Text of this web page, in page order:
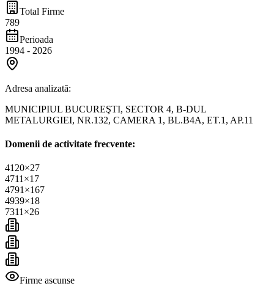
Total Firme
789
Perioada
1994 - 2026
Adresa analizată:
MUNICIPIUL BUCUREŞTI, SECTOR 4, B-DUL
METALURGIEI, NR.132, CAMERA 1, BL.B4A, ET.1, AP.11
Domenii de activitate frecvente:
4120×27
4711 ×17
4791 ×167
4939×18
7311 ×26
Firme ascunse